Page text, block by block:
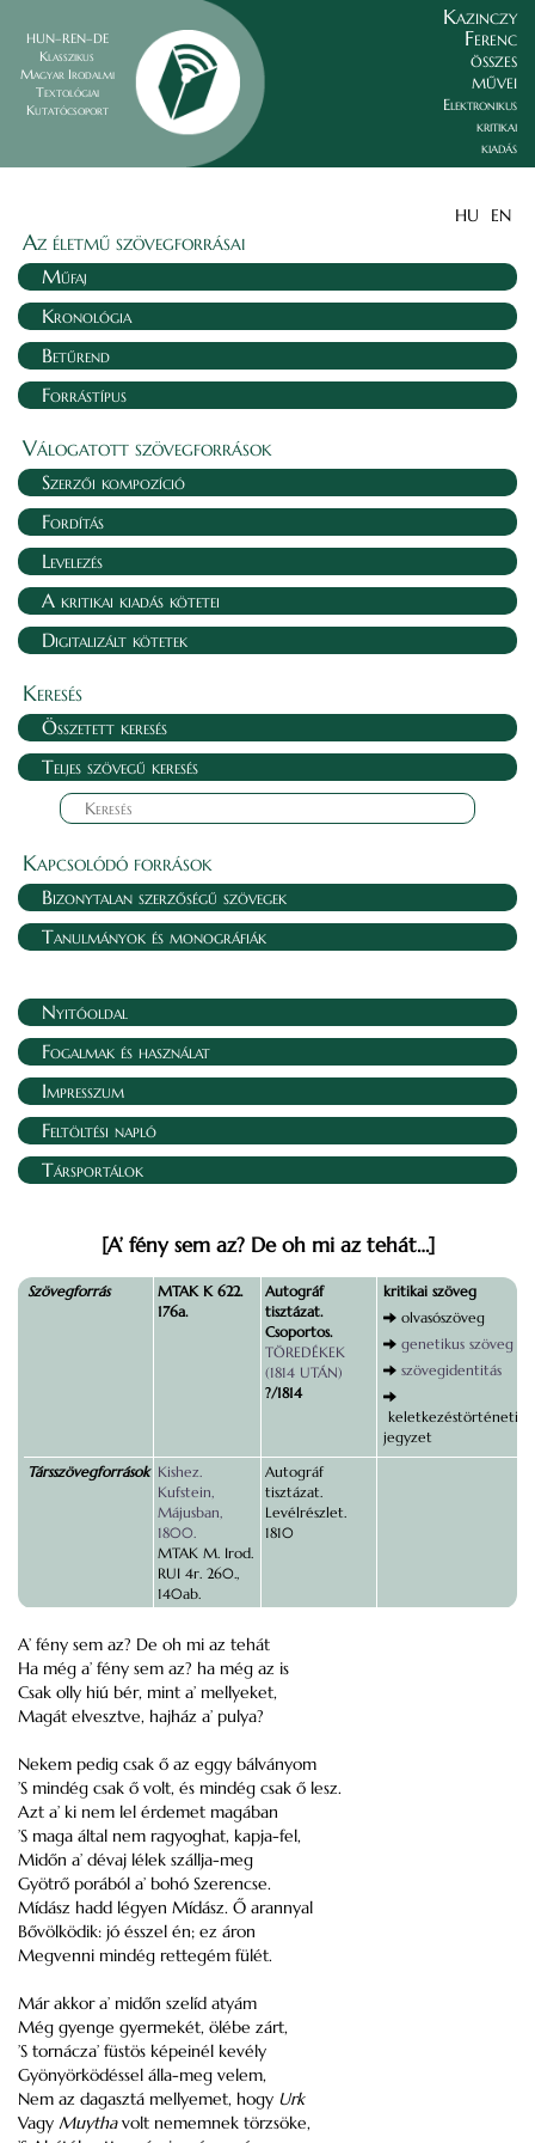
HUN–REN–DE
Klasszikus
Magyar Irodalmi
Textológiai
Kutatócsoport
Kazinczy
Ferenc
összes
művei
Elektronikus
kritikai
kiadás
HU EN
Az életmű szövegforrásai
Műfaj
Kronológia
Betűrend
Forrástípus
Válogatott szövegforrások
Szerzői kompozíció
Fordítás
Levelezés
A kritikai kiadás kötetei
Digitalizált kötetek
Keresés
Összetett keresés
Teljes szövegű keresés
Kapcsolódó források
Bizonytalan szerzőségű szövegek
Tanulmányok és monográfiák
Nyitóoldal
Fogalmak és használat
Impresszum
Feltöltési napló
Társportálok
[A’ fény sem az? De oh mi az tehát…]
Szövegforrás
MTAK K 622.
176a.
Autográf
tisztázat.
Csoportos.
TÖREDÉKEK
(1814 UTÁN)
?/1814
kritikai szöveg
olvasószöveg
genetikus szöveg
szövegidentitás
keletkezéstörténeti
jegyzet
Társszövegforrások Kishez.
Kufstein,
Májusban,
1800.
MTAK M. Irod.
RUI 4r. 260.,
140ab.
Autográf
tisztázat.
Levélrészlet.
1810
A’ fény sem az? De oh mi az tehát
Ha még a’ fény sem az? ha még az is
Csak olly hiú bér, mint a’ mellyeket,
Magát elvesztve, hajház a’ pulya?
Nekem pedig csak ő az eggy bálványom
’S mindég csak ő volt, és mindég csak ő lesz.
Azt a’ ki nem lel érdemet magában
’S maga által nem ragyoghat, kapja-fel,
Midőn a’ dévaj lélek szállja-meg
Gyötrő porából a’ bohó Szerencse.
Mídász hadd légyen Mídász. Ő arannyal
Bővölködik: jó ésszel én; ez áron
Megvenni mindég rettegém fülét.
Már akkor a’ midőn szelíd atyám
Még gyenge gyermekét, ölébe zárt,
’S tornácza’ füstös képeinél kevély
Gyönyörködéssel álla-meg velem,
Nem az dagasztá mellyemet, hogy Urk
Vagy Muythavolt nememnek törzsöke,